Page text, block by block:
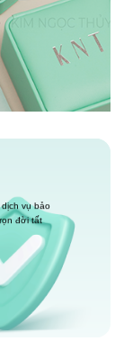
vụ bảo
đời tất